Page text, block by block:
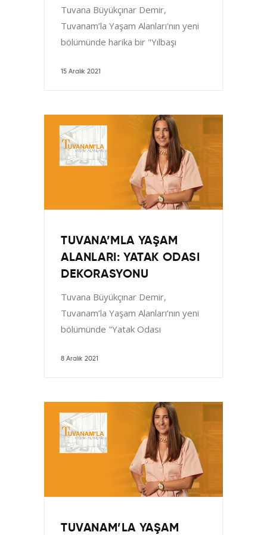
Tuvana Büyükçınar Demir,
Tuvanam’la Yaşam Alanları'nın yeni
bölümünde harika bir "Yılbaşı
sizlerle paylaşıyor. Takvimler yılın
15 Aralık 2021
TUVANA’MLA YAŞAM
ALANLARI: YATAK ODASI
DEKORASYONU
Tuvana Büyükçınar Demir,
Tuvanam’la Yaşam Alanları’nın yeni
bölümünde "Yatak Odası
Tuvana; okul, ev ve iş arasında
8 Aralık 2021
TUVANAM’LA YAŞAM